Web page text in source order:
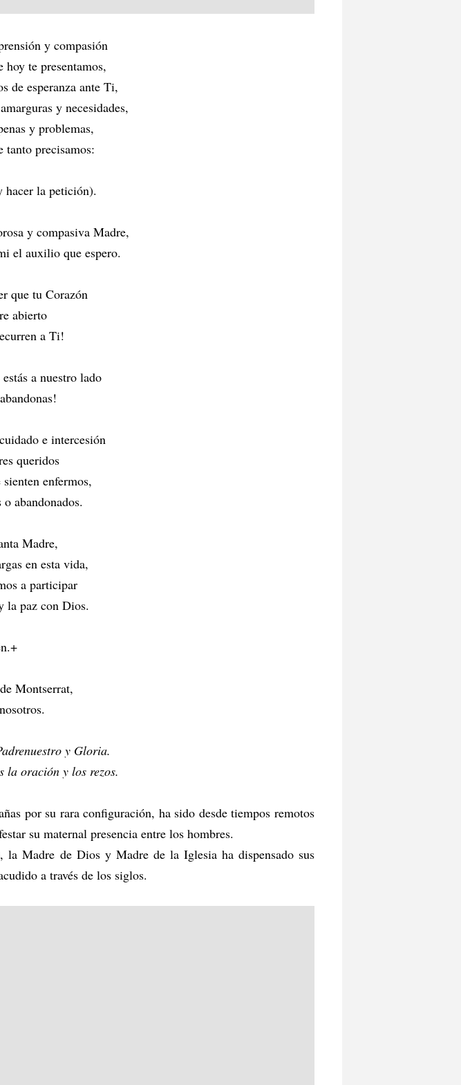
y compasión
te presentamos,
de esperanza ante Ti,
y necesidades,
y problemas,
precisamos:
hacer la petición).
y compasiva Madre,
el auxilio que espero.
que tu Corazón
abierto
a Ti!
a nuestro lado
e intercesión
queridos
enfermos,
abandonados.
Madre,
en esta vida,
a participar
la paz con Dios.
Montserrat,
y Gloria.
la oración y los rezos.
por su rara configuración, ha sido desde tiempos remotos
su maternal presencia entre los hombres.
Madre de Dios y Madre de la Iglesia ha dispensado sus
a través de los siglos.